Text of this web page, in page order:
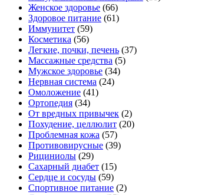
Женское здоровье (66)
Здоровое питание (61)
Иммунитет (59)
Косметика (56)
Легкие, почки, печень (37)
Массажные средства (5)
Мужское здоровье (34)
Нервная система (24)
Омоложение (41)
Ортопедия (34)
От вредных привычек (2)
Похудение, целлюлит (20)
Проблемная кожа (57)
Противовирусные (39)
Рициниолы (29)
Сахарный диабет (15)
Сердце и сосуды (59)
Спортивное питание (2)